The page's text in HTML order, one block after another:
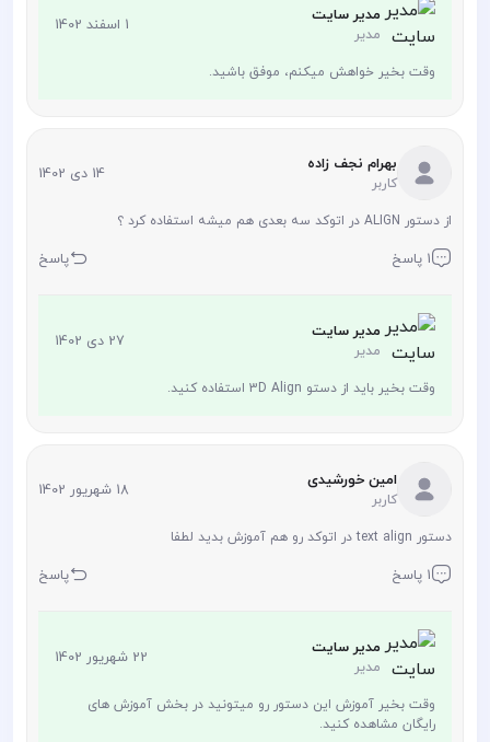
مدیر سایت
مدیر 1 اسفند 1402
وقت بخیر خواهش میکنم، موفق باشید.
بهرام نجف زاده
کاربر 14 دی 1402
از دستور ALIGN در اتوکد سه بعدی هم میشه استفاده کرد ؟
1 پاسخ پاسخ
مدیر سایت
مدیر 27 دی 1402
وقت بخیر باید از دستو 3D Align استفاده کنید.
امین خورشیدی
کاربر 18 شهریور 1402
دستور text align در اتوکد رو هم آموزش بدید لطفا
1 پاسخ پاسخ
مدیر سایت
مدیر 22 شهریور 1402
وقت بخیر آموزش این دستور رو میتونید در بخش آموزش های
رایگان مشاهده کنید.